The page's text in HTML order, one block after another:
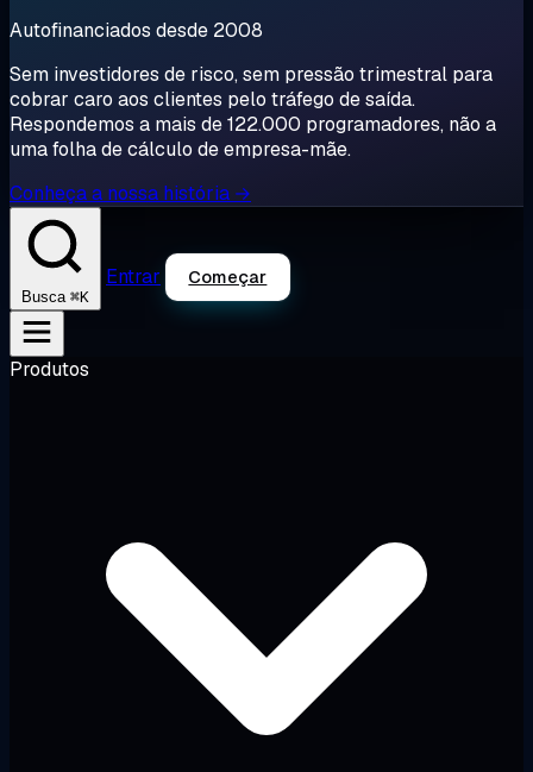
Autofinanciados desde 2008
Sem investidores de risco, sem pressão trimestral para
cobrar caro aos clientes pelo tráfego de saída.
Respondemos a mais de 122.000 programadores, não a
uma folha de cálculo de empresa-mãe.
Conheça a nossa história →
Busca ⌘K
Entrar Começar
Produtos